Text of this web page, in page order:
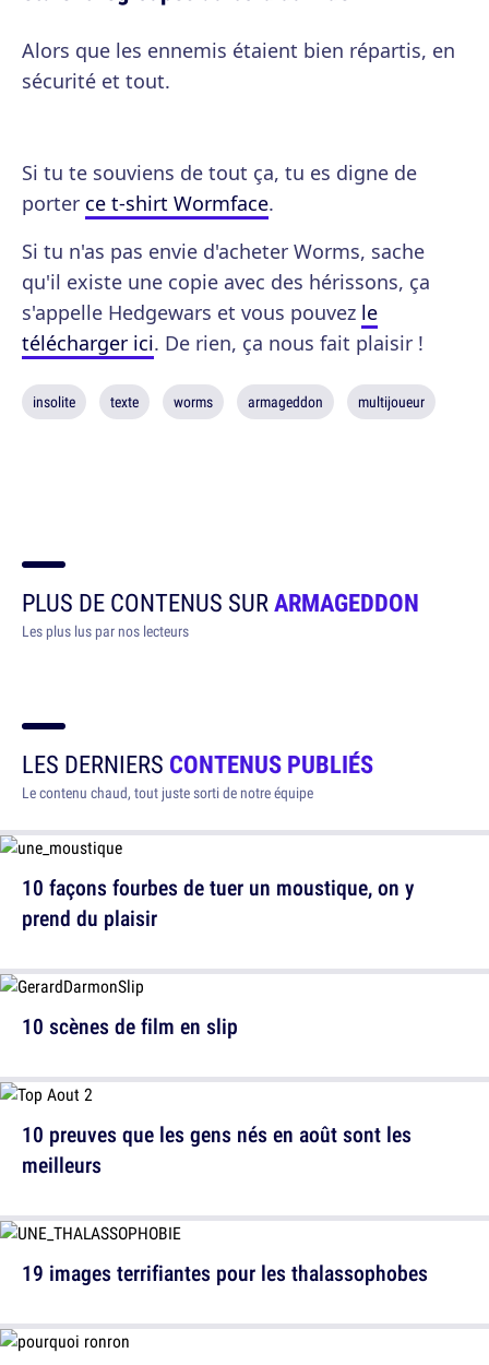
Alors que les ennemis étaient bien répartis, en
sécurité et tout.
Si tu te souviens de tout ça, tu es digne de
porter ce t-shirt Wormface.
Si tu n'as pas envie d'acheter Worms, sache
qu'il existe une copie avec des hérissons, ça
s'appelle Hedgewars et vous pouvez le
télécharger ici. De rien, ça nous fait plaisir !
insolite texte worms armageddon multijoueur
PLUS DE CONTENUS SURARMAGEDDON
Les plus lus par nos lecteurs
LES DERNIERS CONTENUS PUBLIÉS
Le contenu chaud, tout juste sorti de notre équipe
10 façons fourbes de tuer un moustique, on y
prend du plaisir
10 preuves que les gens nés en août sont les
meilleurs
10 scènes de film en slip
19 images terrifiantes pour les thalassophobes